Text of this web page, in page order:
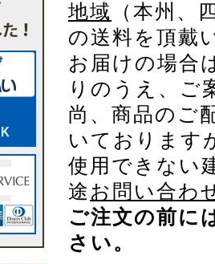
地域
（本州、
の送料を頂戴
お届けの場合
りのうえ、ご
尚、商品のご
いております
使用できない
途 お問い合わ
ご注文の前に
さい。